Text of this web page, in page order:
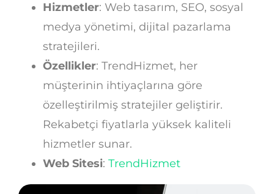
Hizmetler: Web tasarım, SEO, sosyal
medya yönetimi, dijital pazarlama
stratejileri.
Özellikler: TrendHizmet, her
müşterinin ihtiyaçlarına göre
özelleştirilmiş stratejiler geliştirir.
Rekabetçi fiyatlarla yüksek kaliteli
hizmetler sunar.
Web Sitesi: TrendHizmet